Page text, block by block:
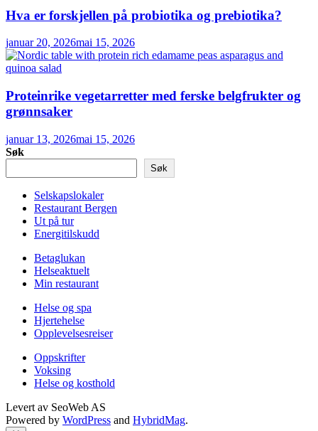
Hva er forskjellen på probiotika og prebiotika?
januar 20, 2026mai 15, 2026
Proteinrike vegetarretter med ferske belgfrukter og
grønnsaker
januar 13, 2026mai 15, 2026
Søk
Søk
Selskapslokaler
Restaurant Bergen
Ut på tur
Energitilskudd
Betaglukan
Helseaktuelt
Min restaurant
Helse og spa
Hjertehelse
Opplevelsesreiser
Oppskrifter
Voksing
Helse og kosthold
Levert av SeoWeb AS
Powered by WordPress and HybridMag.